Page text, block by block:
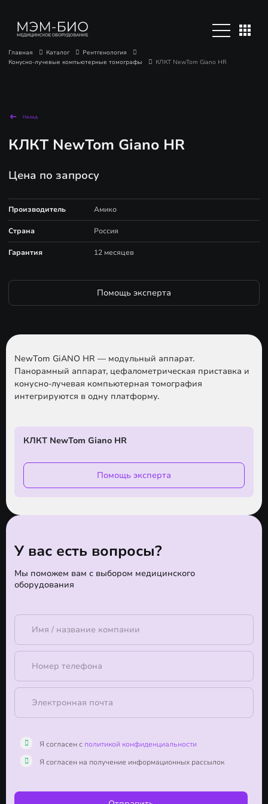
Главная Каталог
Рентгенология
Конусно-лучевые компьютерные томографы
КЛКТ NewTom Giano HR
Назад
КЛКТ NewTom Giano HR
Цена по запросу
Производитель Амико
Страна Россия
Гарантия 12 месяцев
Помощь эксперта
NewTom GiANO HR — модульный аппарат.
Панорамный аппарат, цефалометрическая приставка и
конусно-лучевая компьютерная томография
интегрируются в одну платформу.
КЛКТ NewTom Giano HR
Помощь эксперта
У вас есть вопросы?
Мы поможем вам с выбором медицинского
оборудования
Я согласен с политикой конфиденциальности
Я согласен на получение информационных рассылок